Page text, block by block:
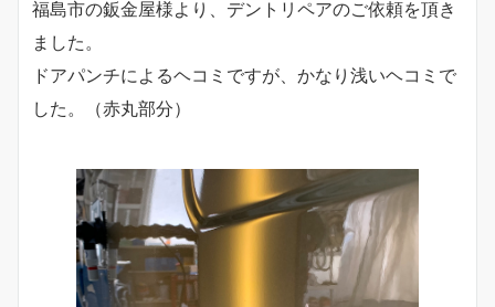
福島市の鈑金屋様より、デントリペアのご依頼を頂き
ました。
ドアパンチによるヘコミですが、かなり浅いヘコミで
した。（赤丸部分）